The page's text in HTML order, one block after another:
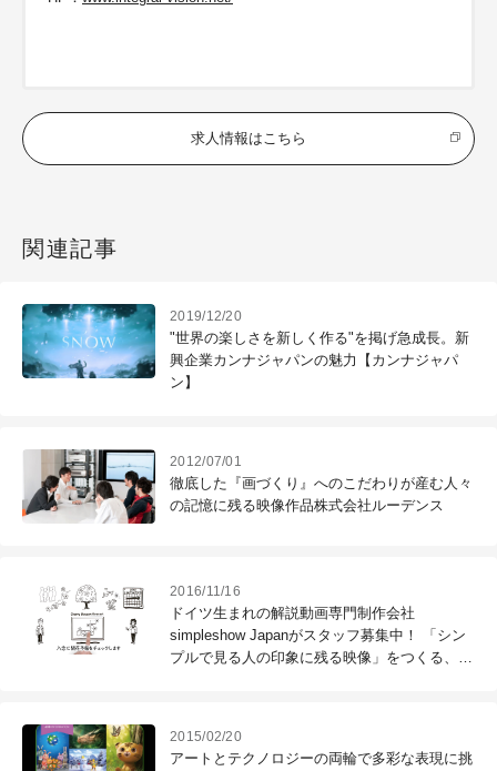
求人情報はこちら
関連記事
2019/12/20
"世界の楽しさを新しく作る"を掲げ急成長。新
興企業カンナジャパンの魅力【カンナジャパ
ン】
2012/07/01
徹底した『画づくり』へのこだわりが産む人々
の記憶に残る映像作品株式会社ルーデンス
2016/11/16
ドイツ生まれの解説動画専門制作会社
simpleshow Japanがスタッフ募集中！ 「シン
プルで見る人の印象に残る映像」をつくる、そ
2015/02/20
アートとテクノロジーの両輪で多彩な表現に挑